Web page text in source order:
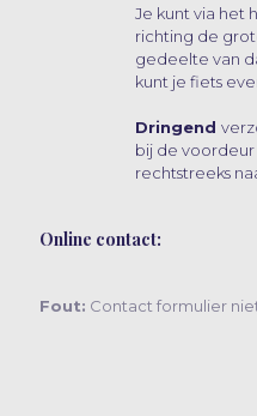
Je kunt via het
richting de
gedeelte van
kunt je fiets
Dringend
bij de
rechtstreeks
Online contact:
Fout: Contact formulier